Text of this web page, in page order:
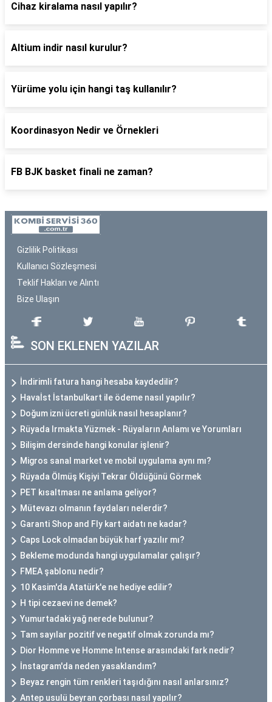
Cihaz kiralama nasıl yapılır?
Altium indir nasıl kurulur?
Yürüme yolu için hangi taş kullanılır?
Koordinasyon Nedir ve Örnekleri
FB BJK basket finali ne zaman?
Gizlilik Politikası
Kullanıcı Sözleşmesi
Teklif Hakları ve Alıntı
Bize Ulaşın
SON EKLENEN YAZILAR
İndirimli fatura hangi hesaba kaydedilir?
Havaİst İstanbulkart ile ödeme nasıl yapılır?
Doğum izni ücreti günlük nasıl hesaplanır?
Rüyada Irmakta Yüzmek - Rüyaların Anlamı ve Yorumları
Bilişim dersinde hangi konular işlenir?
Migros sanal market ve mobil uygulama aynı mı?
Rüyada Ölmüş Kişiyi Tekrar Öldüğünü Görmek
PET kısaltması ne anlama geliyor?
Mütevazı olmanın faydaları nelerdir?
Garanti Shop and Fly kart aidatı ne kadar?
Caps Lock olmadan büyük harf yazılır mı?
Bekleme modunda hangi uygulamalar çalışır?
FMEA şablonu nedir?
10 Kasim'da Atatürk'e ne hediye edilir?
H tipi cezaevi ne demek?
Yumurtadaki yağ nerede bulunur?
Tam sayılar pozitif ve negatif olmak zorunda mı?
Dior Homme ve Homme Intense arasındaki fark nedir?
İnstagram'da neden yasaklandım?
Beyaz rengin tüm renkleri taşıdığını nasıl anlarsınız?
Antep usulü beyran çorbası nasıl yapılır?